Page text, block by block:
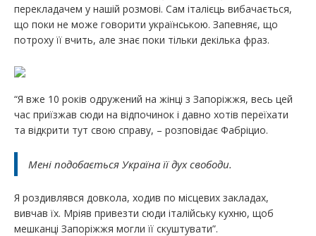
перекладачем у нашій розмові. Сам італієць вибачається,
що поки не може говорити українською. Запевняє, що
потроху її вчить, але знає поки тільки декілька фраз.
“Я вже 10 років одружений на жінці з Запоріжжя, весь цей
час приїзжав сюди на відпочинок і давно хотів переїхати
та відкрити тут свою справу, – розповідає Фабріцио.
Мені подобається Україна її дух свободи.
Я роздивлявся довкола, ходив по місцевих закладах,
вивчав їх. Мріяв привезти сюди італійську кухню, щоб
мешканці Запоріжжя могли її скуштувати”.